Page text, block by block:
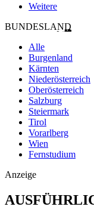
Weitere
BUNDESLAND
Alle
Burgenland
Kärnten
Niederösterreich
Oberösterreich
Salzburg
Steiermark
Tirol
Vorarlberg
Wien
Fernstudium
Anzeige